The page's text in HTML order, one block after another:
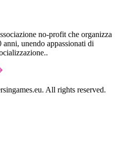
no-profit che organizza
unendo appassionati di
All rights reserved.